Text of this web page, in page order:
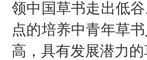
领中国草书走出低
点的培养中青年草
高，具有发展潜力的